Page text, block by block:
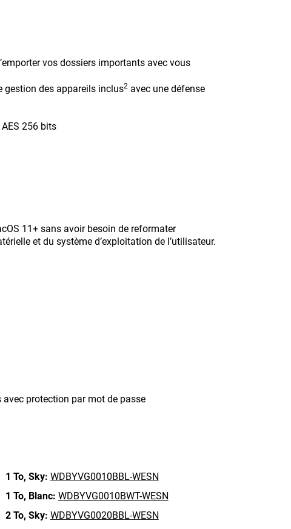
vos dossiers importants avec vous
gestion des appareils inclus2 avec une défense
256 bits
11+ sans avoir besoin de reformater
et du système d’exploitation de l’utilisateur.
protection par mot de passe
1 To, Sky: WDBYVG0010BBL-WESN
1 To, Blanc: WDBYVG0010BWT-WESN
2 To, Sky: WDBYVG0020BBL-WESN